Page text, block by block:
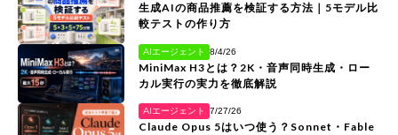
生成AIの商品推薦を検証する方法｜5モデル比
較テストの作り方
AIエージェント 8/4/26
MiniMax H3とは？2K・音声同時生成・ロー
カル実行の実力を徹底解説
AIエージェント 7/27/26
Claude Opus 5はいつ使う？Sonnet・Fable